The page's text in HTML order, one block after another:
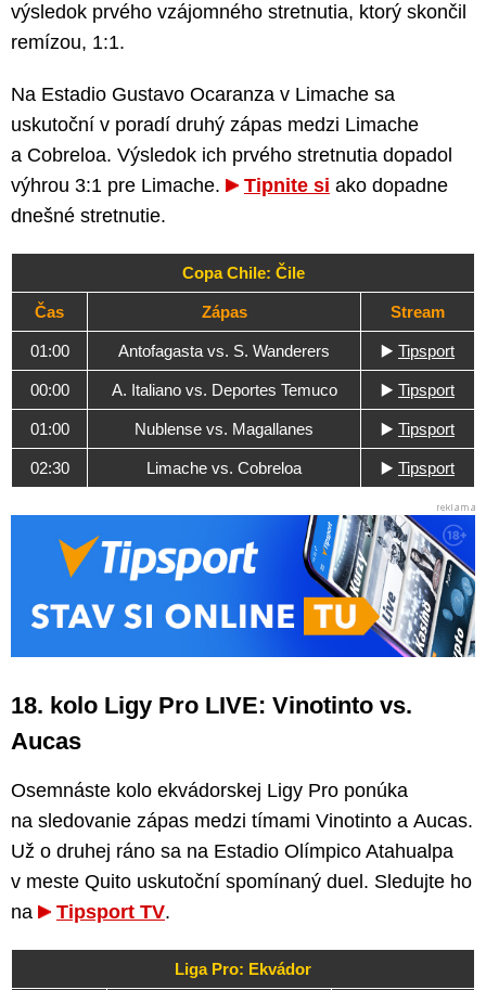
výsledok prvého vzájomného stretnutia, ktorý skončil
remízou, 1:1.
Na Estadio Gustavo Ocaranza v Limache sa
uskutoční v poradí druhý zápas medzi Limache
a Cobreloa. Výsledok ich prvého stretnutia dopadol
výhrou 3:1 pre Limache.
Tipnite si ako dopadne
dnešné stretnutie.
Copa Chile: Čile
Čas Zápas Stream
01:00 Antofagasta vs. S. Wanderers ▶️ Tipsport
00:00 A. Italiano vs. Deportes Temuco ▶️ Tipsport
01:00 Nublense vs. Magallanes ▶️ Tipsport
02:30 Limache vs. Cobreloa ▶️ Tipsport
18. kolo Ligy Pro LIVE: Vinotinto vs.
Aucas
Osemnáste kolo ekvádorskej Ligy Pro ponúka
na sledovanie zápas medzi tímami Vinotinto a Aucas.
Už o druhej ráno sa na Estadio Olímpico Atahualpa
v meste Quito uskutoční spomínaný duel. Sledujte ho
na
Tipsport TV.
Liga Pro: Ekvádor